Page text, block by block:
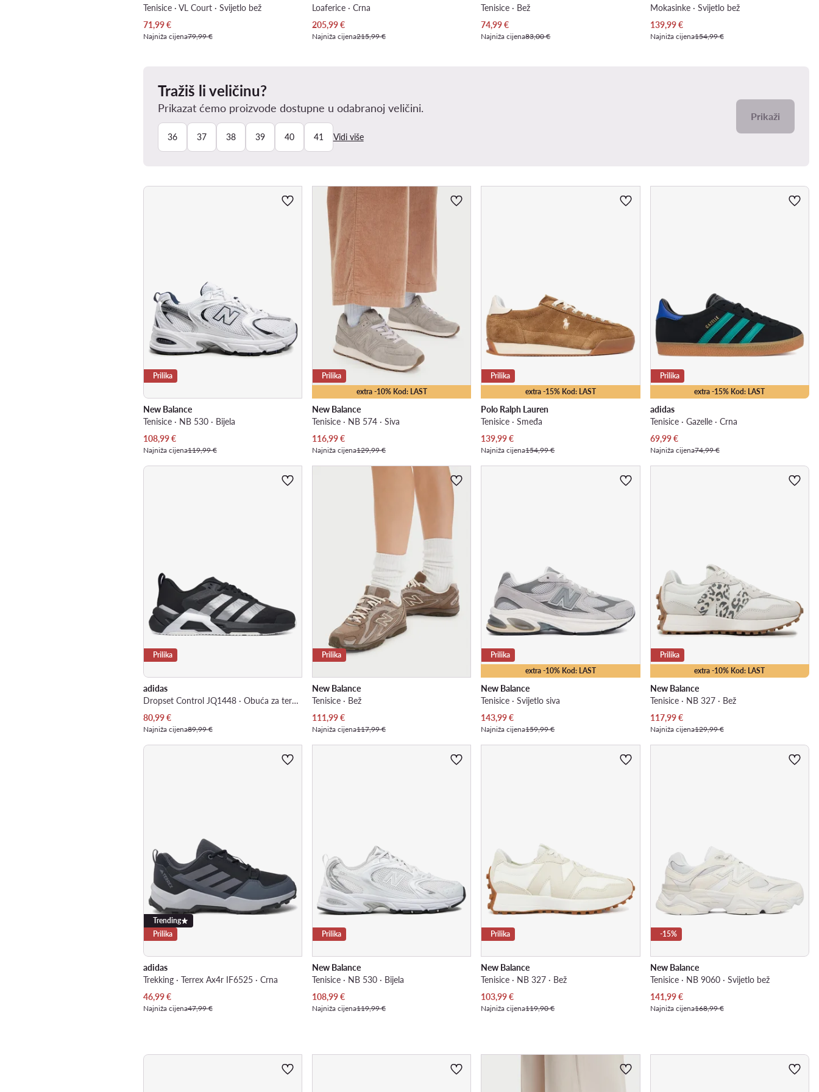
Tenisice · VL Court · Svijetlo bež
Trenutna cijena
71,99€
Najniža cijena79,99 €
Loaferice · Crna
Trenutna cijena
205,99€
Najniža cijena215,99 €
Tenisice · Bež
Trenutna cijena
74,99€
Najniža cijena83,00 €
Mokasinke · Svijetlo bež
Trenutna cijena
139,99€
Najniža cijena154,99 €
Tražiš li veličinu?
Prikazat ćemo proizvode dostupne u odabranoj veličini.
36 37 38 39 40 41 Vidi više
Prikaži
Prilika
New Balance
Tenisice · NB 530 · Bijela
Trenutna cijena
108,99€
Najniža cijena119,99 €
extra -10% Kod: LAST
Prilika
New Balance
Tenisice · NB 574 · Siva
Trenutna cijena
116,99€
Najniža cijena129,99 €
extra -15% Kod: LAST
Prilika
Polo Ralph Lauren
Tenisice · Smeđa
Trenutna cijena
139,99€
Najniža cijena154,99 €
extra -15% Kod: LAST
Prilika
adidas
Tenisice · Gazelle · Crna
Trenutna cijena
69,99€
Najniža cijena74,99 €
Prilika
adidas
Dropset Control JQ1448 · Obuća za teretanu
Trenutna cijena
80,99€
Najniža cijena89,99 €
Prilika
New Balance
Tenisice · Bež
Trenutna cijena
111,99€
Najniža cijena117,99 €
extra -10% Kod: LAST
Prilika
New Balance
Tenisice · Svijetlo siva
Trenutna cijena
143,99€
Najniža cijena159,99 €
extra -10% Kod: LAST
Prilika
New Balance
Tenisice · NB 327 · Bež
Trenutna cijena
117,99€
Najniža cijena129,99 €
Trending
Prilika
adidas
Trekking · Terrex Ax4r IF6525 · Crna
Trenutna cijena
46,99€
Najniža cijena47,99 €
Prilika
New Balance
Tenisice · NB 530 · Bijela
Trenutna cijena
108,99€
Najniža cijena119,99 €
Prilika
New Balance
Tenisice · NB 327 · Bež
Trenutna cijena
103,99€
Najniža cijena119,90 €
-15%
New Balance
Tenisice · NB 9060 · Svijetlo bež
Trenutna cijena
141,99€
Najniža cijena168,99 €